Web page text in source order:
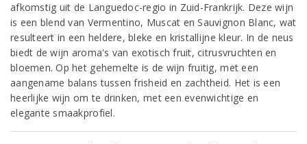
afkomstig uit de Languedoc-regio in Zuid-Frankrijk. Deze wijn
is een blend van Vermentino, Muscat en Sauvignon Blanc, wat
resulteert in een heldere, bleke en kristallijne kleur. In de neus
biedt de wijn aroma's van exotisch fruit, citrusvruchten en
bloemen. Op het gehemelte is de wijn fruitig, met een
aangename balans tussen frisheid en zachtheid. Het is een
heerlijke wijn om te drinken, met een evenwichtige en
elegante smaakprofiel.